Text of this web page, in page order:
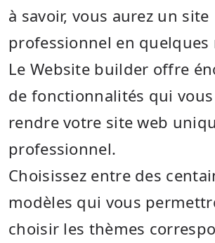
à savoir, vous aurez un site
professionnel en quelques
Le Website builder offre
de fonctionnalités qui
rendre votre site web
professionnel.
Choisissez entre des
modèles qui vous
choisir les thèmes